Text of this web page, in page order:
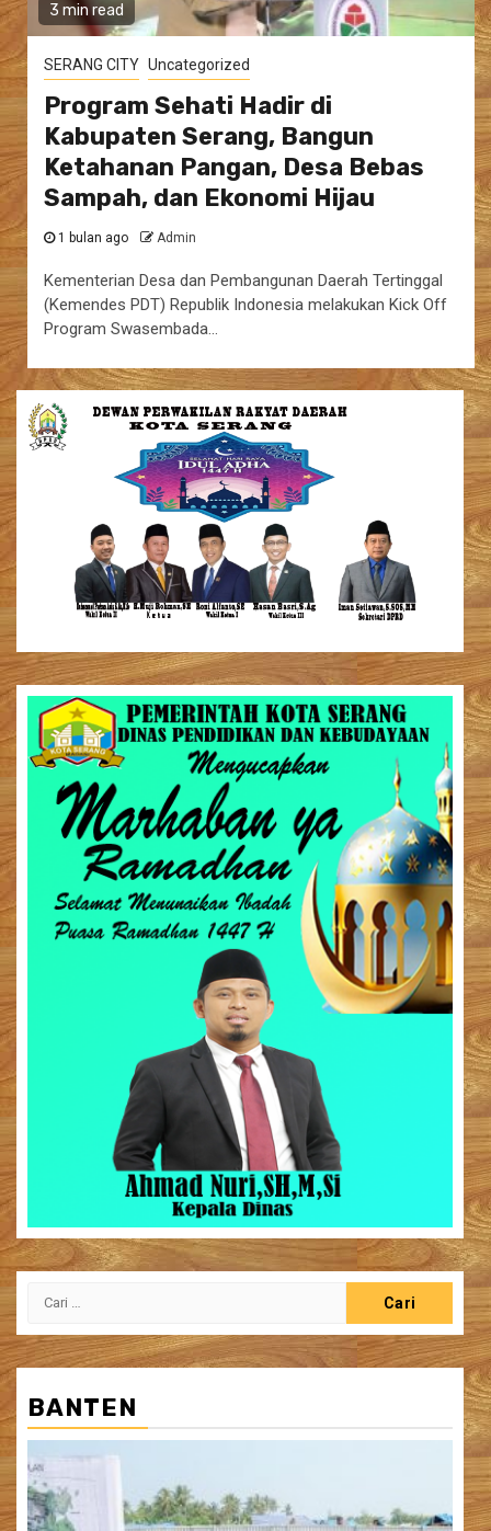
3 min read
SERANG CITY Uncategorized
Program Sehati Hadir di
Kabupaten Serang, Bangun
Ketahanan Pangan, Desa Bebas
Sampah, dan Ekonomi Hijau
1 bulan ago Admin
Kementerian Desa dan Pembangunan Daerah Tertinggal
(Kemendes PDT) Republik Indonesia melakukan Kick Off
Program Swasembada…
BANTEN